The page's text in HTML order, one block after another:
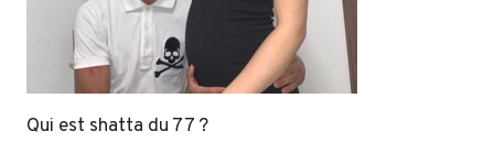
Qui est shatta du 77 ?